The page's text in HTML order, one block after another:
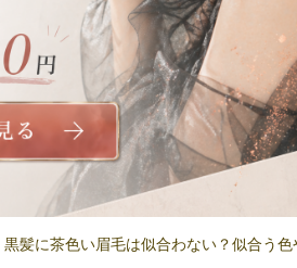
黒髪に茶色い眉毛は似合わない？似合う